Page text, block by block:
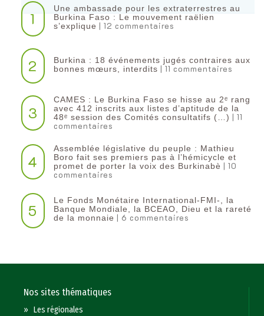
1
Une ambassade pour les extraterrestres au
Burkina Faso : Le mouvement raëlien
s’explique
| 12 commentaires
2
Burkina : 18 événements jugés contraires aux
bonnes mœurs, interdits | 11 commentaires
3
CAMES : Le Burkina Faso se hisse au 2ᵉ rang
avec 412 inscrits aux listes d’aptitude de la
48ᵉ session des Comités consultatifs (…)
| 11
commentaires
4
Assemblée législative du peuple : Mathieu
Boro fait ses premiers pas à l’hémicycle et
promet de porter la voix des Burkinabè
| 10
commentaires
5
Le Fonds Monétaire International-FMI-, la
Banque Mondiale, la BCEAO, Dieu et la rareté
de la monnaie
| 6 commentaires
Nos sites thématiques
»Les régionales